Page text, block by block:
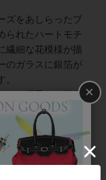
ズをあしらったブ
られたハートモチ
繊細な花模様が描
のガラスに銀箔が
ル、帽子など洋服
ださい。
×